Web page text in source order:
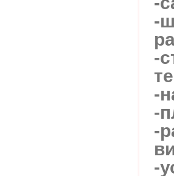
-
-
-
-
-
-